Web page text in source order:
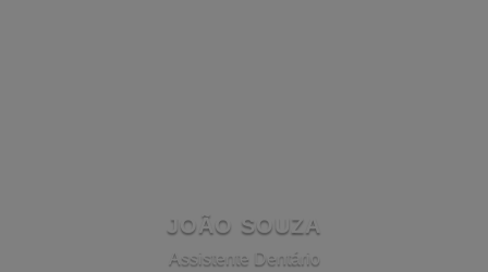
JOÃO SOUZA
Assistente Dentário